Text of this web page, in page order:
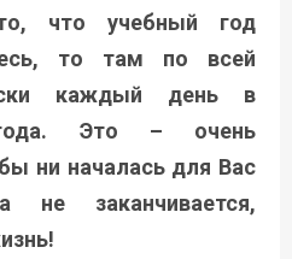
что учебный год
то там по всей
каждый день в
Это – очень
ни началась для Вас
не заканчивается,